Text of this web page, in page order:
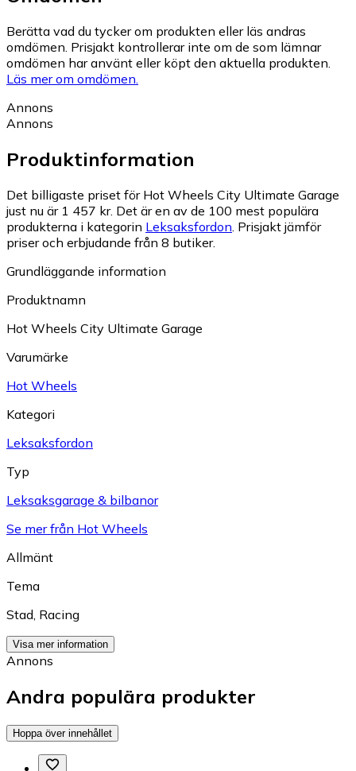
Berätta vad du tycker om produkten eller läs andras
omdömen. Prisjakt kontrollerar inte om de som lämnar
omdömen har använt eller köpt den aktuella produkten.
Läs mer om omdömen.
Annons
Annons
Produktinformation
Det billigaste priset för Hot Wheels City Ultimate Garage
just nu är 1 457 kr. Det är en av de 100 mest populära
produkterna i kategorin Leksaksfordon. Prisjakt jämför
priser och erbjudande från 8 butiker.
Grundläggande information
Produktnamn
Hot Wheels City Ultimate Garage
Varumärke
Hot Wheels
Kategori
Leksaksfordon
Typ
Leksaksgarage & bilbanor
Se mer från Hot Wheels
Allmänt
Tema
Stad, Racing
Visa mer information
Annons
Andra populära produkter
Hoppa över innehållet